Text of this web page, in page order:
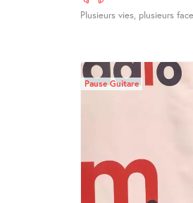
Plusieurs vies, plusieurs
Pause Guitare